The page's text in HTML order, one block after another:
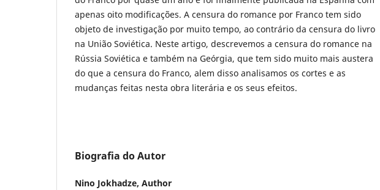
apenas oito modificações. A censura do romance por Franco tem sido
objeto de investigação por muito tempo, ao contrário da censura do livro
na União Soviética. Neste artigo, descrevemos a censura do romance na
Rússia Soviética e também na Geórgia, que tem sido muito mais austera
do que a censura do Franco, alem disso analisamos os cortes e as
mudanças feitas nesta obra literária e os seus efeitos.
Biografia do Autor
Nino Jokhadze, Author